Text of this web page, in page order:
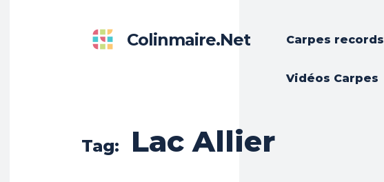
Colinmaire.net Carpes records
Vidéos Carpes
Tag: Lac Allier